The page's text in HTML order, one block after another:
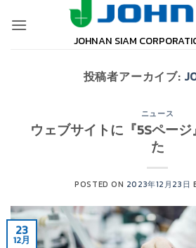
JOHNAN SIAM
投稿者アーカイブ:
ニュース
ウェブサイトに『5Sペー
た
POSTED ON 2023年12月23日
23
12月